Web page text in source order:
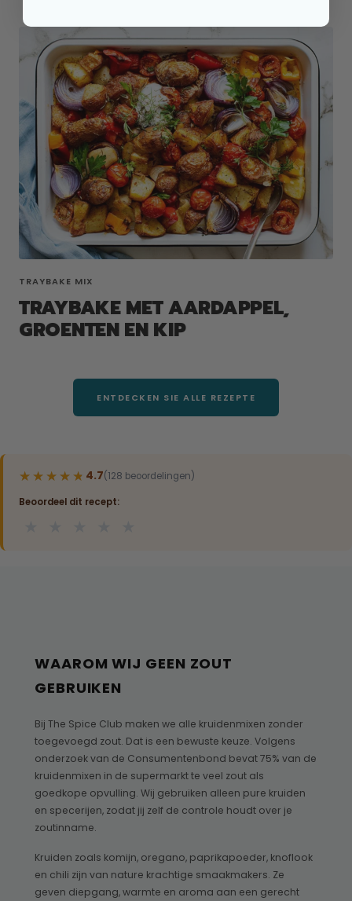
TRAYBAKE MIX
TRAYBAKE MET AARDAPPEL,
GROENTEN EN KIP
ENTDECKEN SIE ALLE REZEPTE
★★★★★
★★★★★ 4.7(128 beoordelingen)
Beoordeel dit recept:
WAAROM WIJ GEEN ZOUT
GEBRUIKEN
Bij The Spice Club maken we alle kruidenmixen zonder
toegevoegd zout. Dat is een bewuste keuze. Volgens
onderzoek van de Consumentenbond bevat 75% van de
kruidenmixen in de supermarkt te veel zout als
goedkope opvulling. Wij gebruiken alleen pure kruiden
en specerijen, zodat jij zelf de controle houdt over je
zoutinname.
Kruiden zoals komijn, oregano, paprikapoeder, knoflook
en chili zijn van nature krachtige smaakmakers. Ze
geven diepgang, warmte en aroma aan een gerecht